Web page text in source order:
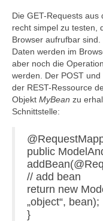
Die GET-Requests
recht simpel zu testen,
Browser aufrufbar sind.
Daten werden im
aber noch die
werden. Der POST
der REST-Ressource
Objekt MyBean zu
Schnittstelle:
public
// add bean
return new
„object“, bean);
}